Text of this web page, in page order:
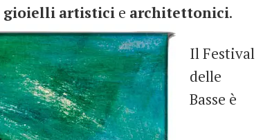
gioielli artistici e architettonici.
Il Festival
delle
Basse è